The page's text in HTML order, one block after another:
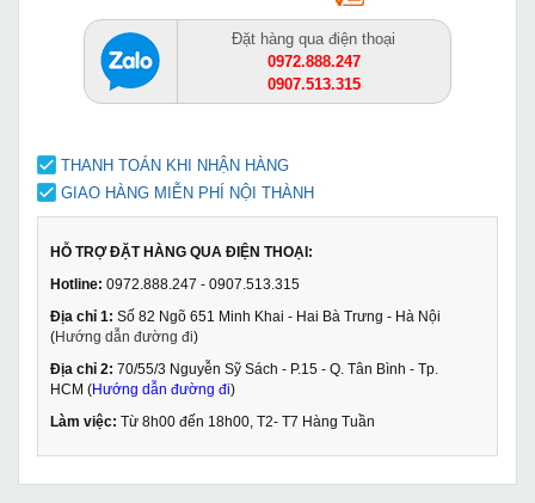
Đặt hàng qua điện thoại
0972.888.247
0907.513.315
THANH TOÁN KHI NHẬN HÀNG
GIAO HÀNG MIỄN PHÍ NỘI THÀNH
HỖ TRỢ ĐẶT HÀNG QUA ĐIỆN THOẠI:
Hotline: 0972.888.247 - 0907.513.315
Địa chỉ 1: Số 82 Ngõ 651 Minh Khai - Hai Bà Trưng - Hà Nội
(Hướng dẫn đường đi)
Địa chỉ 2: 70/55/3 Nguyễn Sỹ Sách - P.15 - Q. Tân Bình - Tp.
HCM (Hướng dẫn đường đi)
Làm việc: Từ 8h00 đến 18h00, T2- T7 Hàng Tuần